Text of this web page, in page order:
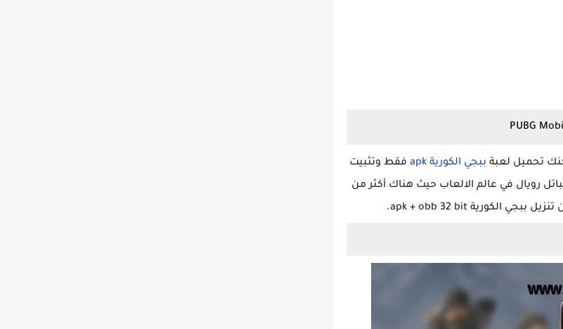
تحميل لعبة ببجي الكورية apk
فقط وتثبيت
رويال في عالم الالعاب حيث هناك أكثر من